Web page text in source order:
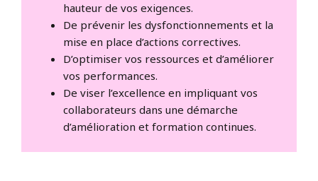
hauteur de vos exigences.
De prévenir les dysfonctionnements et la
mise en place d’actions correctives.
D’optimiser vos ressources et d’améliorer
vos performances.
De viser l’excellence en impliquant vos
collaborateurs dans une démarche
d’amélioration et formation continues.